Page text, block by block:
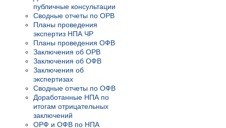
публичные консультации
Сводные отчеты по ОРВ
Планы проведения
экспертиз НПА ЧР
Планы проведения ОФВ
Заключения об ОРВ
Заключения об ОФВ
Заключения об
экспертизах
Сводные отчеты по ОФВ
Доработанные НПА по
итогам отрицательных
заключений
ОРФ и ОФВ по НПА